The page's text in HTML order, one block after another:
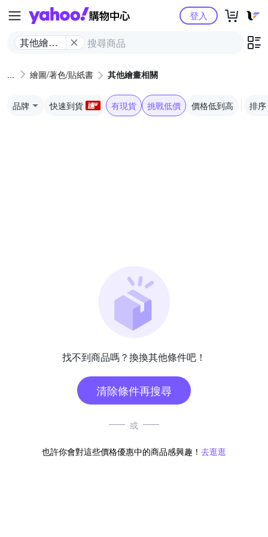
Yahoo購物中心
其他繪畫
登入
繪圖/著色/貼紙書 其他繪畫相關
品牌 快速到貨 有現貨 挑戰低價 價格低到高 排序
找不到商品嗎？換換其他條件吧！
清除條件再搜尋
或
也許你會對這些價格優惠中的商品感興趣！ 去逛逛